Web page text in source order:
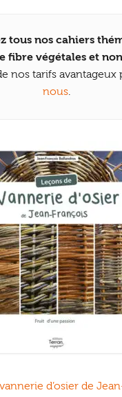
tous nos cahiers
fibre végétales et
nos tarifs
nous.
d’osier de